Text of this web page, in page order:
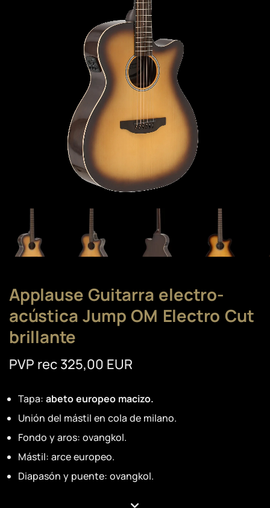
Applause Guitarra electro-
acústica Jump OM Electro Cut
brillante
PVP rec 325,00 EUR
Tapa: abeto europeo macizo.
Unión del mástil en cola de milano.
Fondo y aros: ovangkol.
Mástil: arce europeo.
Diapasón y puente: ovangkol.